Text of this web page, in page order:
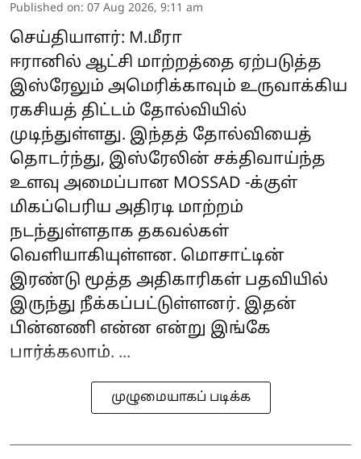
Published on: 07 Aug 2026, 9:11 am
செய்தியாளர்: M.மீரா
ஈரானில் ஆட்சி மாற்றத்தை ஏற்படுத்த
இஸ்ரேலும் அமெரிக்காவும் உருவாக்கிய
ரகசியத் திட்டம் தோல்வியில்
முடிந்துள்ளது. இந்தத் தோல்வியைத்
தொடர்ந்து, இஸ்ரேலின் சக்திவாய்ந்த
உளவு அமைப்பான MOSSAD -க்குள்
மிகப்பெரிய அதிரடி மாற்றம்
நடந்துள்ளதாக தகவல்கள்
வெளியாகியுள்ளன. மொசாட்டின்
இரண்டு மூத்த அதிகாரிகள் பதவியில்
இருந்து நீக்கப்பட்டுள்ளனர். இதன்
பின்னணி என்ன என்று இங்கே
பார்க்கலாம். ...
முழுமையாகப் படிக்க